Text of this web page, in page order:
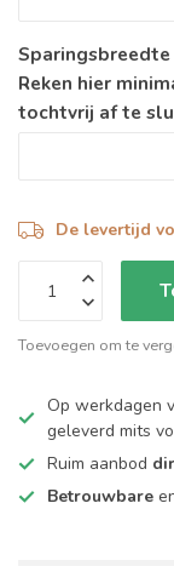
Reken hier
tochtvrij af te
De levertijd
Toevoegen om te
Op werkdagen
geleverd mits
Ruim aanbod
Betrouwbare